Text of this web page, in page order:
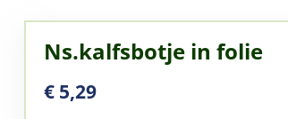
Ns.kalfsbotje in folie
€ 5,29